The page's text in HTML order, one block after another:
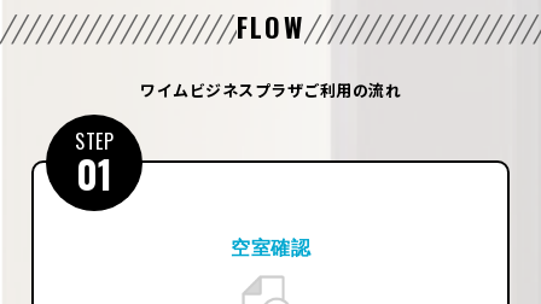
FLOW
ワイムビジネスプラザご利用の流れ
STEP
01
空室確認